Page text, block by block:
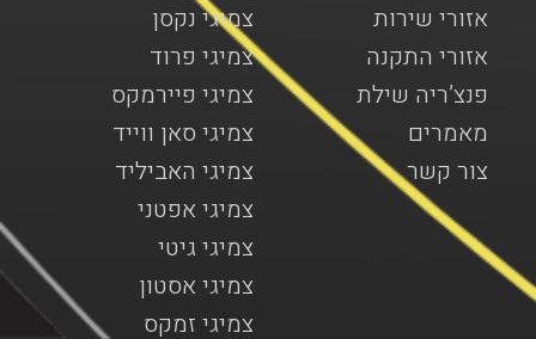
צמיגי נקסן
צמיגי פרוד
צמיגי פיירמקס
צמיגי סאן ווייד
צמיגי האביליד
צמיגי אפטני
צמיגי גיטי
צמיגי אסטון
צמיגי זמקס
אזורי שירות
אזורי התקנה
פנצ’ריה שילת
מאמרים
צור קשר